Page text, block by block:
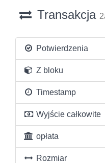
Transakcja
Potwierdzenia
Z bloku
Timestamp
Wyjście całkowite
opłata
Rozmiar